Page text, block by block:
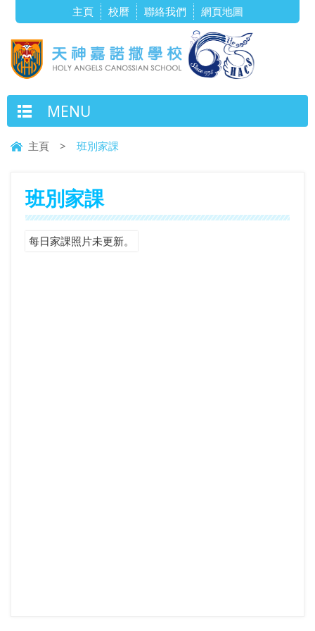
主頁 校曆 聯絡我們 網頁地圖
MENU
主頁 > 班別家課
班別家課
每日家課照片未更新。